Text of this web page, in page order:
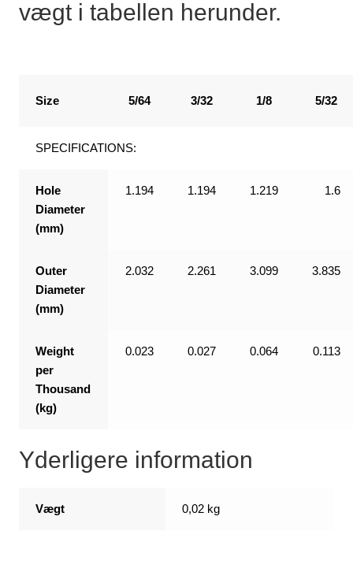
vægt i tabellen herunder.
Size 5/64 3/32 1/8 5/32
SPECIFICATIONS:
Hole
Diameter
(mm)
1.194 1.194 1.219 1.6
Outer
Diameter
(mm)
2.032 2.261 3.099 3.835
Weight
per
Thousand
(kg)
0.023 0.027 0.064 0.113
Yderligere information
Vægt 0,02 kg